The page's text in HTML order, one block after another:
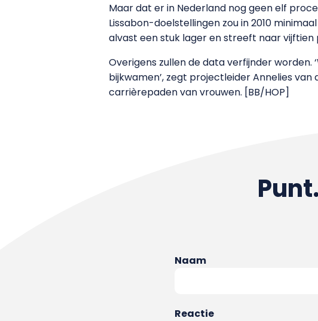
Maar dat er in Nederland nog geen elf
Lissabon-doelstellingen zou in 2010
alvast een stuk lager en streeft naar vijftien
Overigens zullen de data verfijnder
bijkwamen’, zegt projectleider Annelies
carrièrepaden van vrouwen. [BB/HOP]
Naam
Reactie